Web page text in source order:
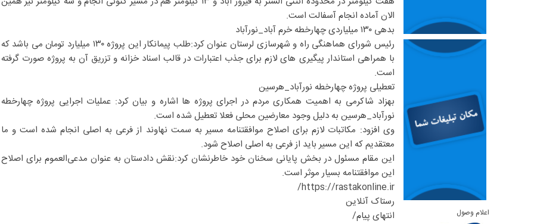
الان آماده انجام آسفالت است.
بدهی ۱۳۰ میلیاردی چهارخطه خرم آباد_نورآباد
رئیس شورای هماهنگی راه و شهرسازی لرستان عنوان کرد:طلب پیمانکار این پروژه ۱۳۰ میلیارد تومان می باشد که
با همراهی استاندار پیگیری های لازم برای جذب اعتبارات در قالب اسناد خزانه و تزریق آن به پروژه صورت گرفته
است.
تعطیلی پروژه چهارخطه نورآباد_هرسین
بهزاد شاکرمی به اهمیت همکاری مردم در اجرای پروژه ها اشاره و بیان کرد: عملیات اجرایی پروژه چهارخطه
نورآباد_هرسین به دلیل وجود معارضین محلی فعلا تعطیل شده است.
وی افزود: مکاتبات لازم برای اصلاح موافقتنامه مسیر به سمت نهاوند از فرعی به اصلی انجام شده است و ما
معتقدیم که این مسیر باید از فرعی به اصلی اصلاح شود.
این مقام مسئول در بخش پایانی سخنان خود خاطرنشان کرد:نقش دادستان به عنوان مدعی‌العموم برای اصلاح
این موافقتنامه بسیار موثر است.
https://rastakonline.ir/
رستاک آنلاین
انتهای پیام/
اعلام وصول